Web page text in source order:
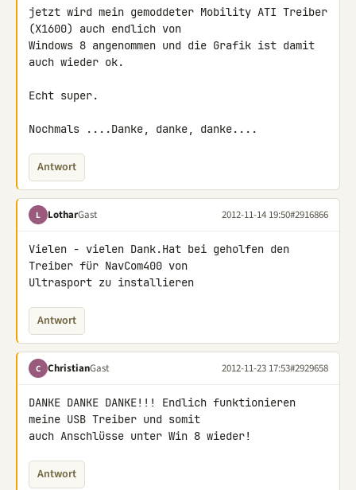
jetzt wird mein gemoddeter Mobility ATI Treiber
(X1600) auch endlich von
Windows 8 angenommen und die Grafik ist damit
auch wieder ok.
Echt super.
Nochmals ....Danke, danke, danke....
Antwort
L LotharGast 2012-11-14 19:50#2916866
Vielen - vielen Dank.Hat bei geholfen den
Treiber für NavCom400 von
Ultrasport zu installieren
Antwort
C ChristianGast 2012-11-23 17:53#2929658
DANKE DANKE DANKE!!! Endlich funktionieren
meine USB Treiber und somit
auch Anschlüsse unter Win 8 wieder!
Antwort